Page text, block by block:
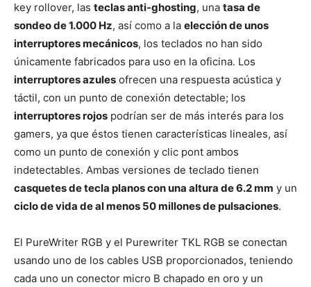
key rollover, las teclas anti-ghosting, una tasa de
sondeo de 1.000 Hz, así como a la elección de unos
interruptores mecánicos, los teclados no han sido
únicamente fabricados para uso en la oficina. Los
interruptores azules ofrecen una respuesta acústica y
táctil, con un punto de conexión detectable; los
interruptores rojos podrían ser de más interés para los
gamers, ya que éstos tienen características lineales, así
como un punto de conexión y clic pont ambos
indetectables. Ambas versiones de teclado tienen
casquetes de tecla planos con una altura de 6.2 mm y un
ciclo de vida de al menos 50 millones de pulsaciones.
El PureWriter RGB y el Purewriter TKL RGB se conectan
usando uno de los cables USB proporcionados, teniendo
cada uno un conector micro B chapado en oro y un